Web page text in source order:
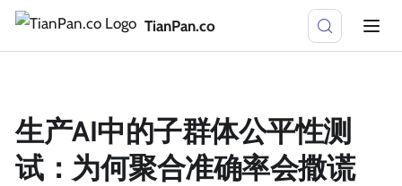
TianPan.co
生产AI中的子群体公平性测
试：为何聚合准确率会撒谎